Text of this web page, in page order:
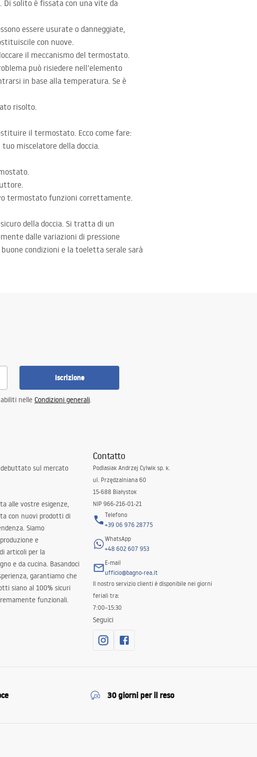
Di solito è fissata con una vite da
essere usurate o danneggiate,
con nuove.
il meccanismo del termostato.
può risiedere nell’elemento
in base alla temperatura. Se è
risolto.
il termostato. Ecco come fare:
miscelatore della doccia.
termostato funzioni correttamente.
della doccia. Si tratta di un
dalle variazioni di pressione
condizioni e la toeletta serale sarà
Iscrizione
nelle Condizioni generali.
debuttato sul mercato
alle vostre esigenze,
con nuovi prodotti di
Siamo
e
articoli per la
e da cucina. Basandoci
garantiamo che
siano al 100% sicuri
funzionali.
Contatto
Podlasiak Andrzej Cylwik sp. k.
ul. Przędzalniana 60
15-688 Białystok
NIP 966-216-01-21
Telefono
+39 06 976 28775
WhatsApp
+48 602 607 953
E-mail
ufficio@bagno-rea.it
Il nostro servizio clienti è disponibile nei giorni
feriali tra:
7:00–15:30
Seguici
30 giorni per il reso